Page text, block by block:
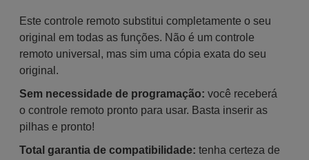
Este controle remoto substitui completamente o seu
original em todas as funções. Não é um controle
remoto universal, mas sim uma cópia exata do seu
original.
Sem necessidade de programação: você receberá
o controle remoto pronto para usar. Basta inserir as
pilhas e pronto!
Total garantia de compatibilidade: tenha certeza de